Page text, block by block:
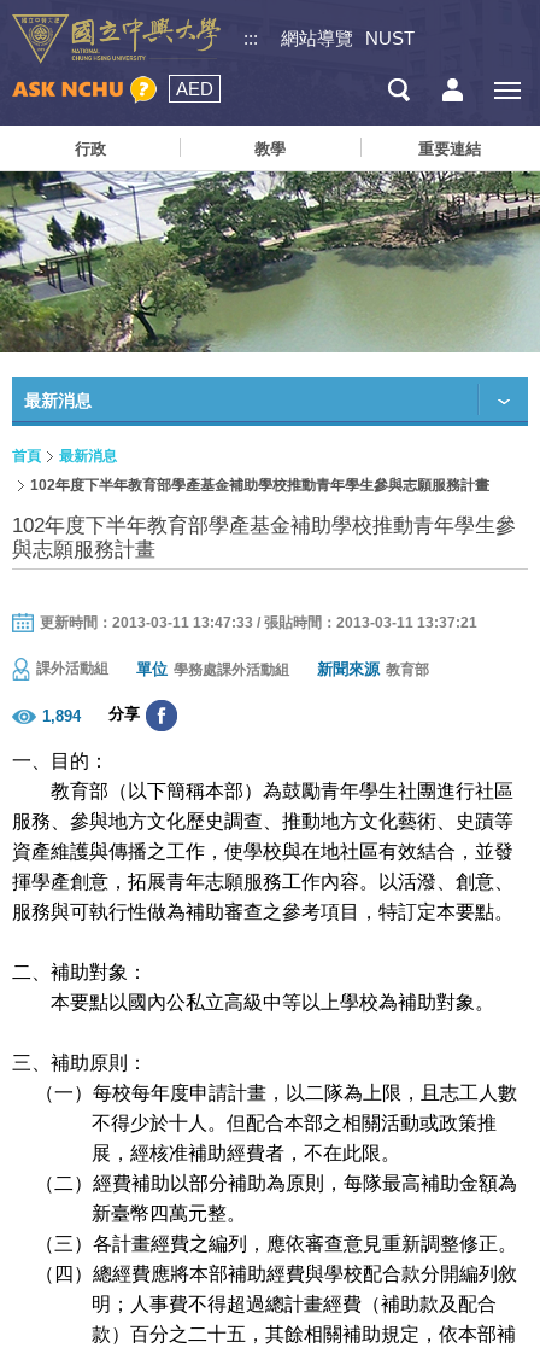
::: 網站導覽 NUST
AED
行政 教學 重要連結
最新消息
首頁
最新消息
102年度下半年教育部學產基金補助學校推動青年學生參與志願服務計畫
102年度下半年教育部學產基金補助學校推動青年學生參
與志願服務計畫
更新時間：2013-03-11 13:47:33 / 張貼時間：2013-03-11 13:37:21
課外活動組 單位 學務處課外活動組 新聞來源 教育部
1,894 分享
一、目的：
教育部（以下簡稱本部）為鼓勵青年學生社團進行社區
服務、參與地方文化歷史調查、推動地方文化藝術、史蹟等
資產維護與傳播之工作，使學校與在地社區有效結合，並發
揮學產創意，拓展青年志願服務工作內容。以活潑、創意、
服務與可執行性做為補助審查之參考項目，特訂定本要點。
二、補助對象：
本要點以國內公私立高級中等以上學校為補助對象。
三、補助原則：
（一）每校每年度申請計畫，以二隊為上限，且志工人數
不得少於十人。但配合本部之相關活動或政策推
展，經核准補助經費者，不在此限。
（二）經費補助以部分補助為原則，每隊最高補助金額為
新臺幣四萬元整。
（三）各計畫經費之編列，應依審查意見重新調整修正。
（四）總經費應將本部補助經費與學校配合款分開編列敘
明；人事費不得超過總計畫經費（補助款及配合
款）百分之二十五，其餘相關補助規定，依本部補